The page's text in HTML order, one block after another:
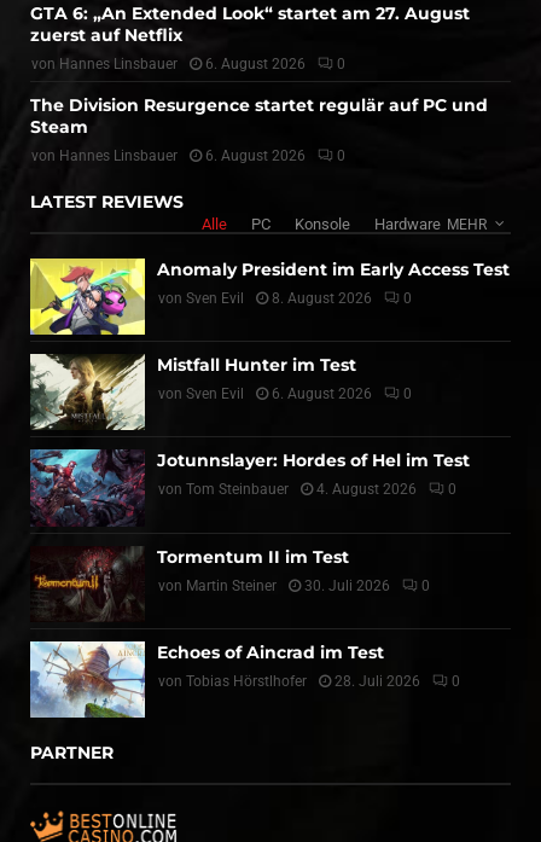
GTA 6: „An Extended Look“ startet am 27. August
zuerst auf Netflix
von Hannes Linsbauer 6. August 2026 0
The Division Resurgence startet regulär auf PC und
Steam
von Hannes Linsbauer 6. August 2026 0
LATEST REVIEWS
Alle PC Konsole Hardware MEHR
Anomaly President im Early Access Test
von Sven Evil 8. August 2026 0
Mistfall Hunter im Test
von Sven Evil 6. August 2026 0
Jotunnslayer: Hordes of Hel im Test
von Tom Steinbauer 4. August 2026 0
Tormentum II im Test
von Martin Steiner 30. Juli 2026 0
Echoes of Aincrad im Test
von Tobias Hörstlhofer 28. Juli 2026 0
PARTNER